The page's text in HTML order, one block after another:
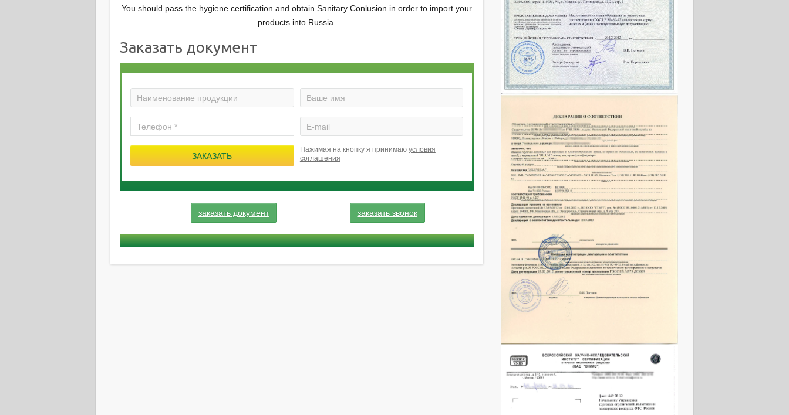
You should pass the hygiene certification and obtain Sanitary Conlusion in order to import your
products into Russia.
Заказать документ
Нажимая на кнопку я принимаю условия
соглашения
заказать документ заказать звонок